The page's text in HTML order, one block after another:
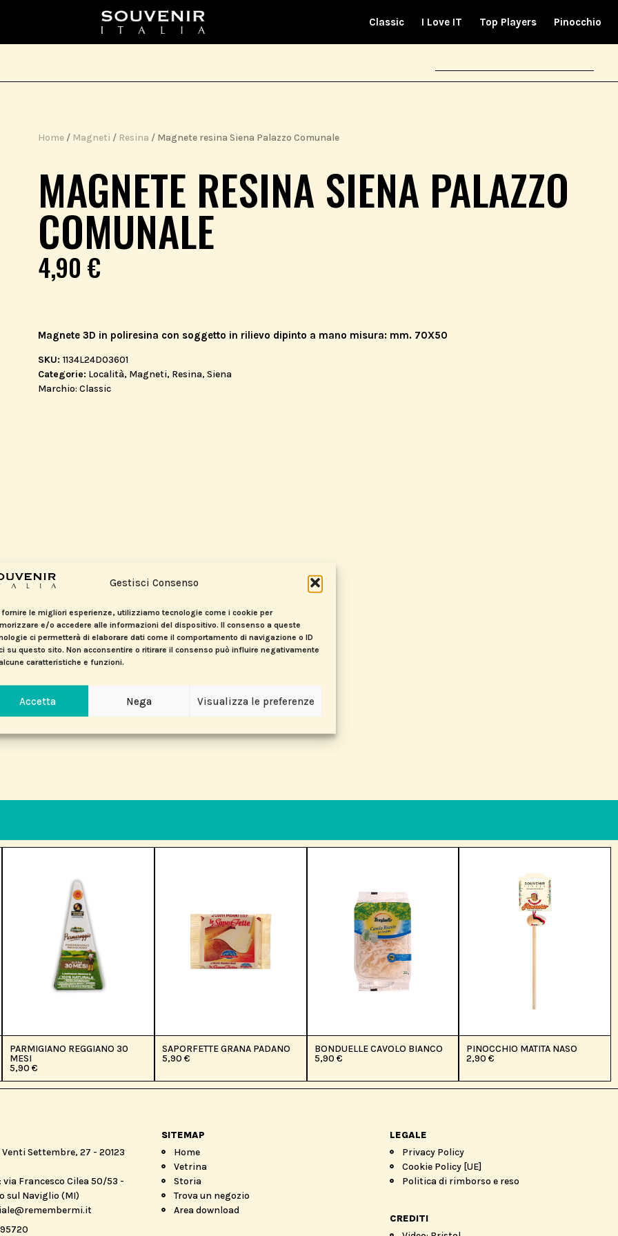
Gestisci Consenso
fornire le migliori esperienze, utilizziamo tecnologie come i cookie per
e/o accedere alle informazioni del dispositivo. Il consenso a queste
ci permetterà di elaborare dati come il comportamento di navigazione o ID
su questo sito. Non acconsentire o ritirare il consenso può influire negativamente
caratteristiche e funzioni.
Accetta Nega Visualizza le preferenze
Classic I Love IT Top Players Pinocchio
Home / Magneti / Resina / Magnete resina Siena Palazzo Comunale
MAGNETE RESINA SIENA PALAZZO
COMUNALE
4,90€
Magnete 3D in poliresina con soggetto in rilievo dipinto a mano misura: mm. 70X50
SKU:1134L24D03601
Categorie: Località, Magneti, Resina,Siena
Marchio:Classic
PARMIGIANO REGGIANO 30
MESI
5,90€
SAPORFETTE GRANA PADANO
5,90 €
BONDUELLE CAVOLO BIANCO
5,90 €
PINOCCHIO MATITA NASO
2,90€
Venti Settembre, 27 - 20123
via Francesco Cilea 50/53 -
sul Naviglio (MI)
SITEMAP
Home
Vetrina
Storia
Trova un negozio
Area download
LEGALE
Privacy Policy
Cookie Policy [UE]
Politica di rimborso e reso
CREDITI